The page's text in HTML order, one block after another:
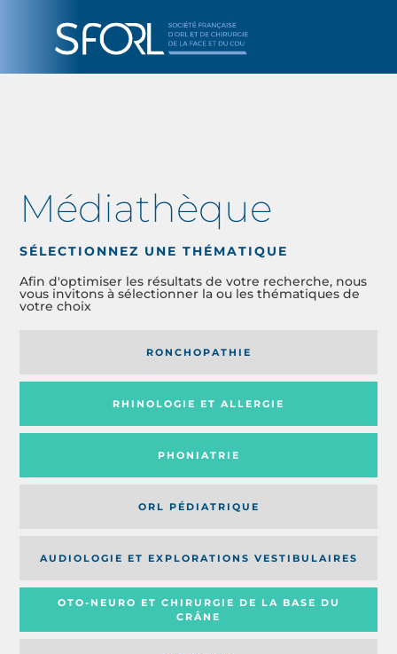
Médiathèque
SÉLECTIONNEZ UNE THÉMATIQUE
Afin d'optimiser les résultats de votre recherche, nous
vous invitons à sélectionner la ou les thématiques de
votre choix
RONCHOPATHIE
RHINOLOGIE ET ALLERGIE
PHONIATRIE
ORL PÉDIATRIQUE
AUDIOLOGIE ET EXPLORATIONS VESTIBULAIRES
OTO-NEURO ET CHIRURGIE DE LA BASE DU
CRÂNE